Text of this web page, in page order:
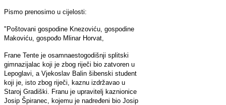
Pismo prenosimo u cijelosti:
"Poštovani gospodine Knezoviću, gospodine
Makoviću, gospođo Mlinar Horvat,
Frane Tente je osamnaestogodišnji splitski
gimnazijalac koji je zbog riječi bio zatvoren u
Lepoglavi, a Vjekoslav Balin šibenski student
koji je, isto zbog riječi, kaznu izdržavao u
Staroj Gradiški. Franu je upravitelj kaznionice
Josip Špiranec, kojemu je nadređeni bio Josip